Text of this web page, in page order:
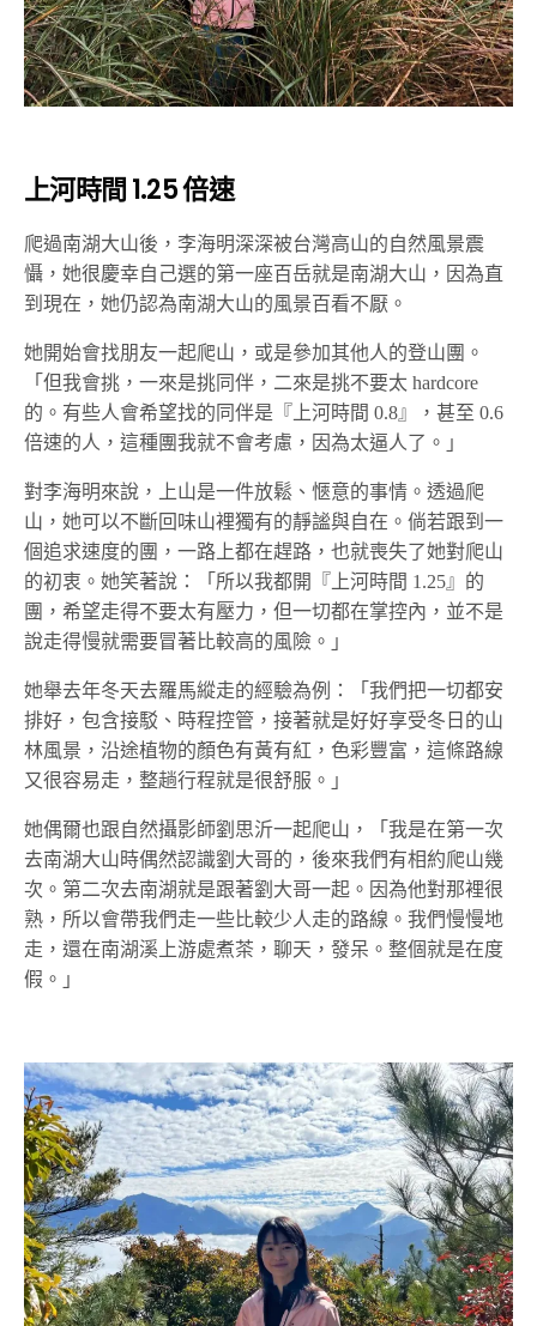
上河時間 1.25 倍速
爬過南湖大山後，李海明深深被台灣高山的自然風景震
懾，她很慶幸自己選的第一座百岳就是南湖大山，因為直
到現在，她仍認為南湖大山的風景百看不厭。
她開始會找朋友一起爬山，或是參加其他人的登山團。
「但我會挑，一來是挑同伴，二來是挑不要太 hardcore
的。有些人會希望找的同伴是『上河時間 0.8』，甚至 0.6
倍速的人，這種團我就不會考慮，因為太逼人了。」
對李海明來說，上山是一件放鬆、愜意的事情。透過爬
山，她可以不斷回味山裡獨有的靜謐與自在。倘若跟到一
個追求速度的團，一路上都在趕路，也就喪失了她對爬山
的初衷。她笑著說：「所以我都開『上河時間 1.25』的
團，希望走得不要太有壓力，但一切都在掌控內，並不是
說走得慢就需要冒著比較高的風險。」
她舉去年冬天去羅馬縱走的經驗為例：「我們把一切都安
排好，包含接駁、時程控管，接著就是好好享受冬日的山
林風景，沿途植物的顏色有黃有紅，色彩豐富，這條路線
又很容易走，整趟行程就是很舒服。」
她偶爾也跟自然攝影師劉思沂一起爬山，「我是在第一次
去南湖大山時偶然認識劉大哥的，後來我們有相約爬山幾
次。第二次去南湖就是跟著劉大哥一起。因為他對那裡很
熟，所以會帶我們走一些比較少人走的路線。我們慢慢地
走，還在南湖溪上游處煮茶，聊天，發呆。整個就是在度
假。」